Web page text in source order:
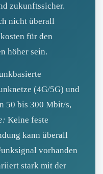
zukunftssicher.
nicht überall
für den
höher sein.
(4G/5G) und
50 bis 300 Mbit/s,
Keine feste
kann überall
vorhanden
stark mit der